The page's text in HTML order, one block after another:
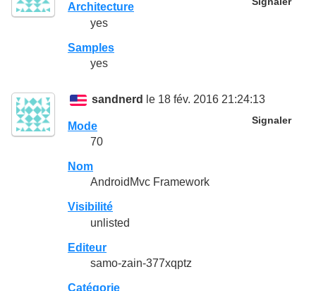
Architecture
yes
Samples
yes
sandnerd le 18 fév. 2016 21:24:13
Signaler
Mode
70
Nom
AndroidMvc Framework
Visibilité
unlisted
Editeur
samo-zain-377xqptz
Catégorie